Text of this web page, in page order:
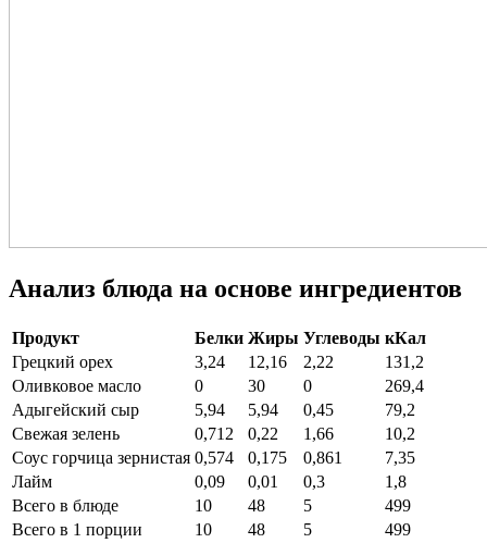
Анализ блюда на основе ингредиентов
Продукт Белки Жиры Углеводы кКал
Грецкий орех
3,24 12,16 2,22
131,2
Оливковое масло
0 30 0
269,4
Адыгейский сыр
5,94 5,94 0,45
79,2
Свежая зелень
0,712 0,22 1,66
10,2
Соус горчица зернистая 0,574 0,175 0,861
7,35
Лайм
0,09 0,01 0,3
1,8
Всего в блюде
10 48 5
499
Всего в 1 порции
10 48 5
499